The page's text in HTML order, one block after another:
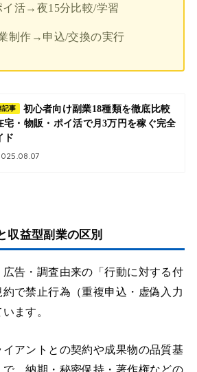
イ活→夜15分比較/学習
制作→申込/交換の実行
記事
初心者向け副業18種類を徹底比較
宅・物販・ポイ活で月3万円を稼ぐ完全
ド
収益型副業の区別
告・調査由来の「行動に対する付
で禁止行為（重複申込・虚偽入力
ます。
アントとの契約や成果物の品質基